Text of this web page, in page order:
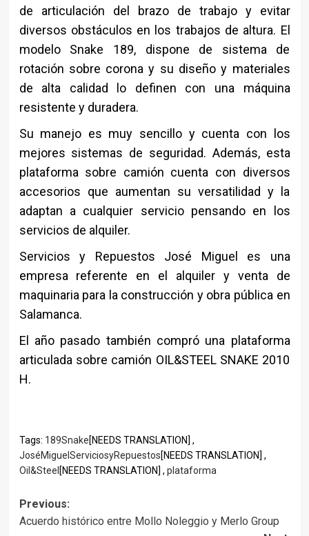
de articulación del brazo de trabajo y evitar
diversos obstáculos en los trabajos de altura. El
modelo Snake 189, dispone de sistema de
rotación sobre corona y su diseño y materiales
de alta calidad lo definen con una máquina
resistente y duradera.
Su manejo es muy sencillo y cuenta con los
mejores sistemas de seguridad. Además, esta
plataforma sobre camión cuenta con diversos
accesorios que aumentan su versatilidad y la
adaptan a cualquier servicio pensando en los
servicios de alquiler.
Servicios y Repuestos José Miguel es una
empresa referente en el alquiler y venta de
maquinaria para la construcción y obra pública en
Salamanca.
El año pasado también compró una plataforma
articulada sobre camión OIL&STEEL SNAKE 2010
H.
Tags: 189Snake[NEEDS TRANSLATION] ,
JoséMiguelServiciosyRepuestos[NEEDS TRANSLATION] ,
Oil&Steel [NEEDS TRANSLATION] , plataforma
Post
Previous:
Acuerdo histórico entre Mollo Noleggio y Merlo Group